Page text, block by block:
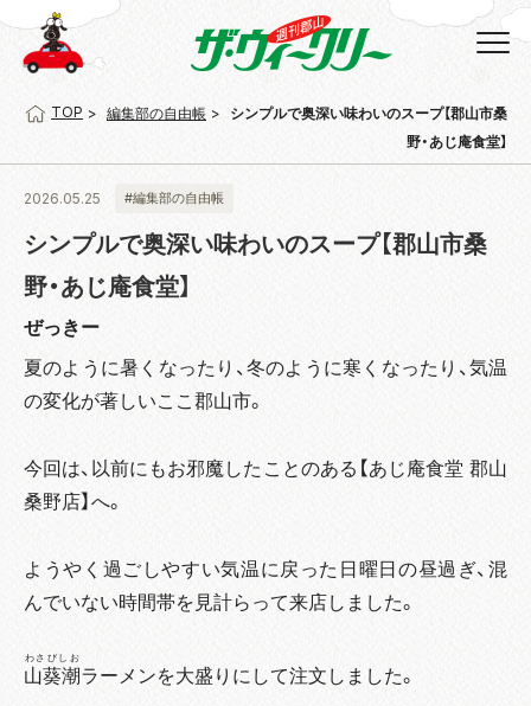
TOP 編集部の自由帳
シンプルで奥深い味わいのスープ【郡山市桑
野・あじ庵食堂】
2026.05.25 #編集部の自由帳
シンプルで奥深い味わいのスープ【郡山市桑
野・あじ庵食堂】
ぜっきー
夏のように暑くなったり、冬のように寒くなったり、気温
の変化が著しいここ郡山市。
今回は、以前にもお邪魔したことのある【あじ庵食堂 郡山
桑野店】へ。
ようやく過ごしやすい気温に戻った日曜日の昼過ぎ、混
んでいない時間帯を見計らって来店しました。
山葵潮
わさびしお
ラーメンを大盛りにして注文しました。